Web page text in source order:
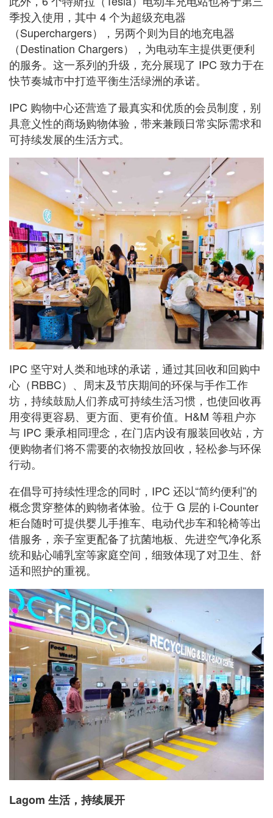
季投入使用，其中 4 个为超级充电器
（Superchargers），另两个则为目的地充电器
（Destination Chargers），为电动车主提供更便利
的服务。这一系列的升级，充分展现了 IPC 致力于在
快节奏城市中打造平衡生活绿洲的承诺。
IPC 购物中心还营造了最真实和优质的会员制度，别
具意义性的商场购物体验，带来兼顾日常实际需求和
可持续发展的生活方式。
IPC 坚守对人类和地球的承诺，通过其回收和回购中
心（RBBC）、周末及节庆期间的环保与手作工作
坊，持续鼓励人们养成可持续生活习惯，也使回收再
用变得更容易、更方面、更有价值。H&M 等租户亦
与 IPC 秉承相同理念，在门店内设有服装回收站，方
便购物者们将不需要的衣物投放回收，轻松参与环保
行动。
在倡导可持续性理念的同时，IPC 还以“简约便利”的
概念贯穿整体的购物者体验。位于 G 层的 i-Counter
柜台随时可提供婴儿手推车、电动代步车和轮椅等出
借服务，亲子室更配备了抗菌地板、先进空气净化系
统和贴心哺乳室等家庭空间，细致体现了对卫生、舒
适和照护的重视。
Lagom 生活，持续展开